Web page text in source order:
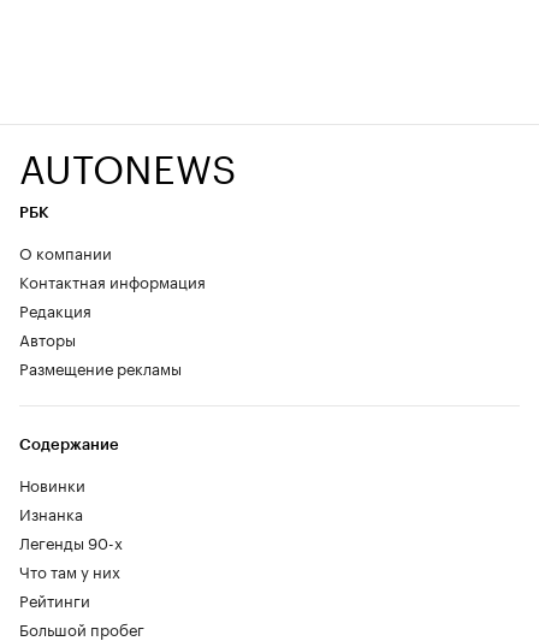
AUTONEWS
РБК
О компании
Контактная информация
Редакция
Авторы
Размещение рекламы
Содержание
Новинки
Изнанка
Легенды 90-х
Что там у них
Рейтинги
Большой пробег